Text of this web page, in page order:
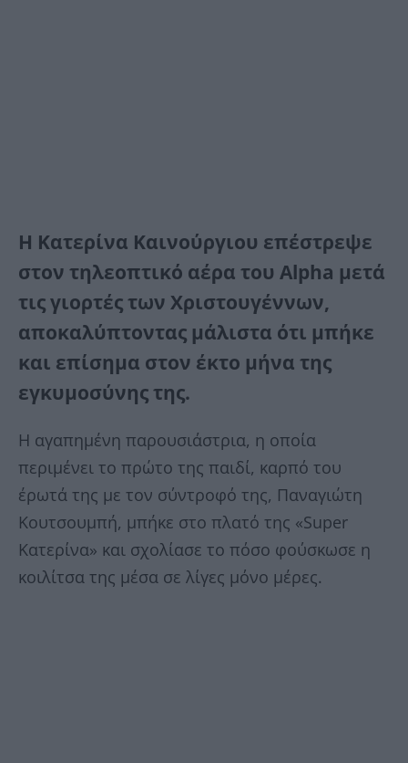
Η Κατερίνα Καινούργιου επέστρεψε
στον τηλεοπτικό αέρα του Alpha μετά
τις γιορτές των Χριστουγέννων,
αποκαλύπτοντας μάλιστα ότι μπήκε
και επίσημα στον έκτο μήνα της
εγκυμοσύνης της.
Η αγαπημένη παρουσιάστρια, η οποία
περιμένει το πρώτο της παιδί, καρπό του
έρωτά της με τον σύντροφό της, Παναγιώτη
Κουτσουμπή, μπήκε στο πλατό της «Super
Κατερίνα» και σχολίασε το πόσο φούσκωσε η
κοιλίτσα της μέσα σε λίγες μόνο μέρες.